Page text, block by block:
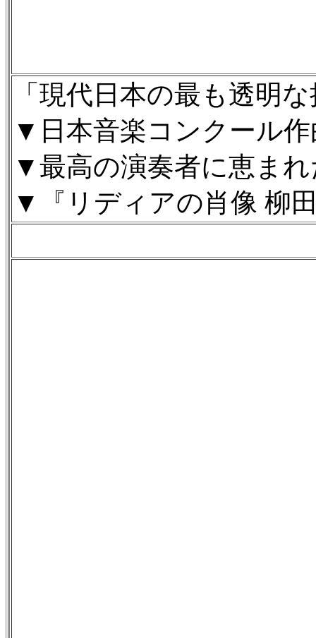
「現代日本の最も透明
▼日本音楽コンクール
▼最高の演奏者に恵ま
▼『リディアの肖像 柳